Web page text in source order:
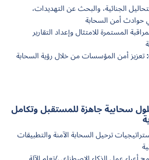
الجنائية، والبحث عن التهديدات،
حوادث أمن السحابة
المستمرة للامتثال وإعداد التقارير
تعزيز أمن المؤسسات من خلال رؤية السحابة
سحابية جاهزة للمستقبل وتكامل
ترحيل السحابة الآمنة والتطبيقات